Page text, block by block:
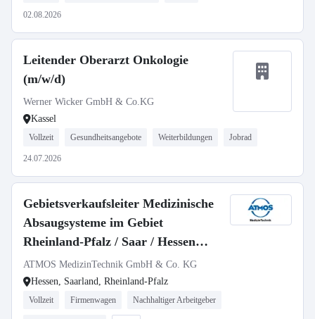
02.08.2026
Leitender Oberarzt Onkologie
(m/w/d)
Werner Wicker GmbH & Co.KG
Kassel
Vollzeit Gesundheitsangebote Weiterbildungen Jobrad
24.07.2026
Gebietsverkaufsleiter Medizinische
Absaugsysteme im Gebiet
Rheinland-Pfalz / Saar / Hessen
(m/w/d)
ATMOS MedizinTechnik GmbH & Co. KG
Hessen, Saarland, Rheinland-Pfalz
Vollzeit Firmenwagen Nachhaltiger Arbeitgeber